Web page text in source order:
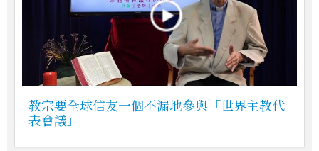
教宗要全球信友一個不漏地參與「世界主教代
表會議」